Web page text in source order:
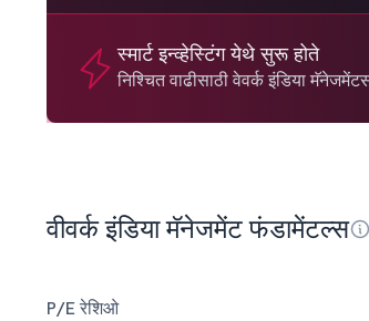
स्मार्ट इन्व्हेस्टिंग येथे सुरू होते
निश्चित वाढीसाठी वेवर्क इंडिया
वीवर्क इंडिया मॅनेजमेंट फंडामेंटल्स
P/E रेशिओ